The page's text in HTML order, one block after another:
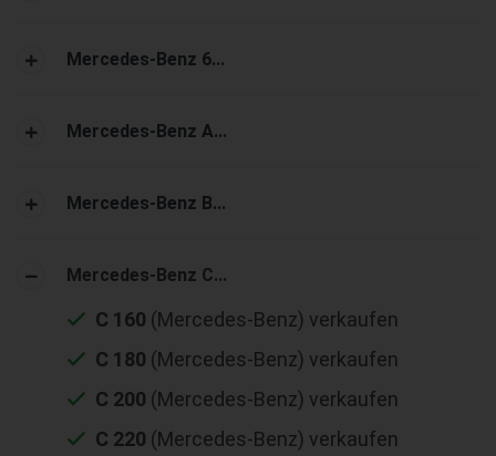
Mercedes-Benz 6...
Mercedes-Benz A...
Mercedes-Benz B...
Mercedes-Benz C...
C 160 (Mercedes-Benz) verkaufen
C 180 (Mercedes-Benz) verkaufen
C 200 (Mercedes-Benz) verkaufen
C 220 (Mercedes-Benz) verkaufen